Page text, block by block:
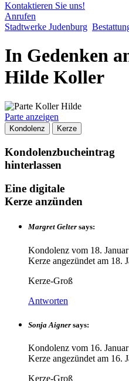
Kontaktieren Sie uns!
Anrufen
Stadtwerke Judenburg
In Gedenken
Hilde Koller
Parte anzeigen
Kondolenz Kerze
Kondolenzbucheintrag
hinterlassen
Eine digitale
Kerze anzünden
Margret Gelter says:
Kondolenz vom 18.
Kerze angezündet am 18.
Kerze-Groß
Antworten
Sonja Aigner says:
Kondolenz vom 16.
Kerze angezündet am 16.
Kerze-Groß